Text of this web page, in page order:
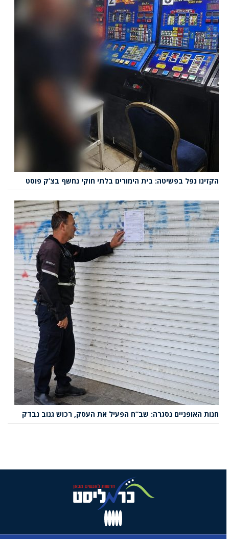
הקזינו נפל בפשיטה: בית הימורים בלתי חוקי נחשף בצ’ק פוסט
חנות האופניים נסגרה: שב”ח הפעיל את העסק, רכוש גנוב נבדק